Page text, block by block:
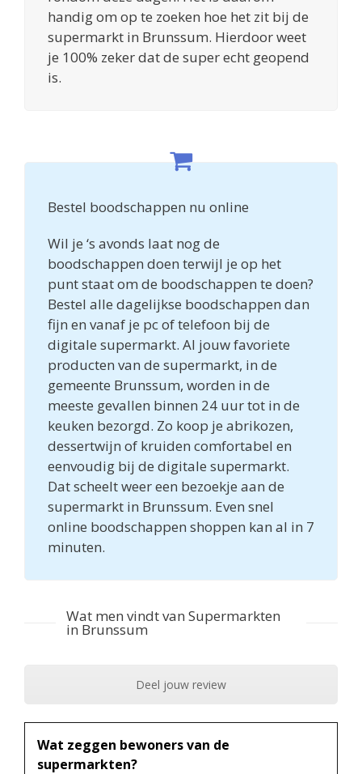
handig om op te zoeken hoe het zit bij de
supermarkt in Brunssum. Hierdoor weet
je 100% zeker dat de super echt geopend
is.
Bestel boodschappen nu online
Wil je ‘s avonds laat nog de
boodschappen doen terwijl je op het
punt staat om de boodschappen te doen?
Bestel alle dagelijkse boodschappen dan
fijn en vanaf je pc of telefoon bij de
digitale supermarkt. Al jouw favoriete
producten van de supermarkt, in de
gemeente Brunssum, worden in de
meeste gevallen binnen 24 uur tot in de
keuken bezorgd. Zo koop je abrikozen,
dessertwijn of kruiden comfortabel en
eenvoudig bij de digitale supermarkt.
Dat scheelt weer een bezoekje aan de
supermarkt in Brunssum. Even snel
online boodschappen shoppen kan al in 7
minuten.
Wat men vindt van Supermarkten
in Brunssum
Deel jouw review
Wat zeggen bewoners van de
supermarkten?